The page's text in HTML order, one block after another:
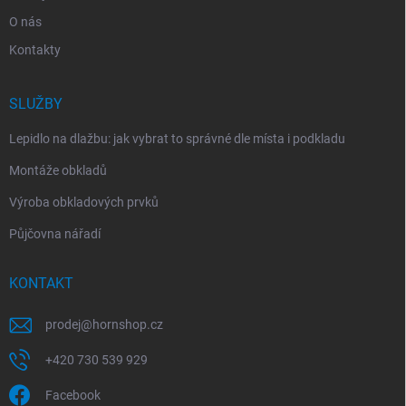
O nás
Kontakty
SLUŽBY
Lepidlo na dlažbu: jak vybrat to správné dle místa i podkladu
Montáže obkladů
Výroba obkladových prvků
Půjčovna nářadí
KONTAKT
prodej@hornshop.cz
+420 730 539 929
Facebook